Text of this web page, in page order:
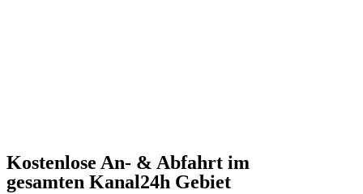
Kostenlose An- & Abfahrt im
gesamten Kanal24h Gebiet